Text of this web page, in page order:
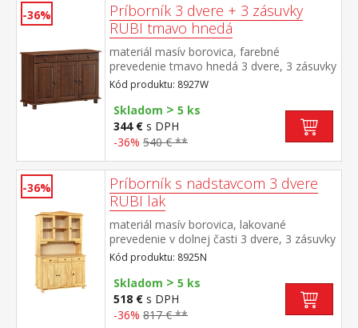
-36%
Príborník 3 dvere + 3 zásuvky
RUBI tmavo hnedá
materiál masív borovica, farebné
prevedenie tmavo hnedá 3 dvere, 3 zásuvky
s kovovými pojazdmi, 1 polica
Kód produktu: 8927W
Skladom > 5 ks
344 € s DPH
-36% 540 € **
-36%
Príborník s nadstavcom 3 dvere
RUBI lak
materiál masív borovica, lakované
prevedenie v dolnej časti 3 dvere, 3 zásuvky
s kovovými pojazdmi v hornej časti dvoje
presklené dvere
Kód produktu: 8925N
Skladom > 5 ks
518 € s DPH
-36% 817 € **